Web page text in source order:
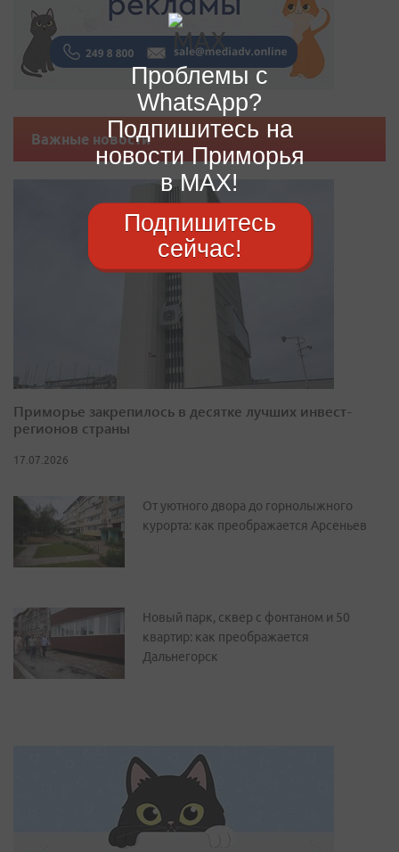
Важные новости
Приморье закрепилось в десятке лучших инвест-
регионов страны
17.07.2026
От уютного двора до горнолыжного
курорта: как преображается Арсеньев
Новый парк, сквер с фонтаном и 50
квартир: как преображается
Дальнегорск
Проблемы с
WhatsApp?
Подпишитесь на
новости Приморья
в MAX!
Подпишитесь
сейчас!